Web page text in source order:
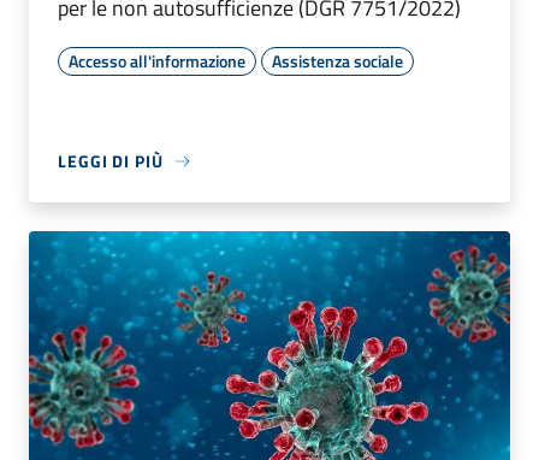
per le non autosufficienze (DGR 7751/2022)
Accesso all'informazione Assistenza sociale
LEGGI DI PIÙ